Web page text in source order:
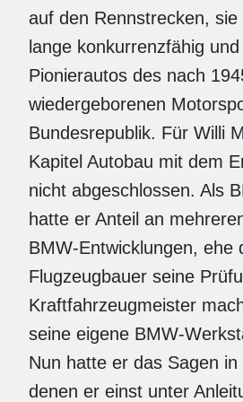
auf den Rennstrecken, sie
lange konkurrenzfähig
Pionierautos des nach
wiedergeborenen
Bundesrepublik. Für Willi
Kapitel Autobau mit dem
nicht abgeschlossen. Als
hatte er Anteil an
BMW-Entwicklungen, ehe
Flugzeugbauer seine
Kraftfahrzeugmeister
seine eigene BMW-
Nun hatte er das Sagen
denen er einst unter